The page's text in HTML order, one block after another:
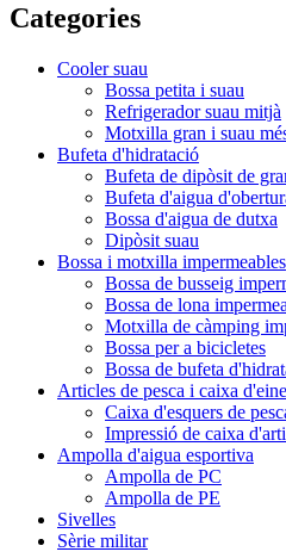
Categories
Cooler suau
Bossa petita i suau
Refrigerador suau mitjà
Motxilla gran i suau
Bufeta d'hidratació
Bufeta de dipòsit de
Bufeta d'aigua
Bossa d'aigua de dutxa
Dipòsit suau
Bossa i motxilla impermeables
Bossa de busseig
Bossa de lona
Motxilla de càmping
Bossa per a bicicletes
Bossa de bufeta
Articles de pesca i caixa
Caixa d'esquers de
Impressió de caixa
Ampolla d'aigua esportiva
Ampolla de PC
Ampolla de PE
Sivelles
Sèrie militar